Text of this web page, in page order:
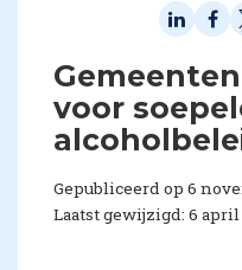
voor
Gepubliceerd op 6
Laatst gewijzigd: 6 april